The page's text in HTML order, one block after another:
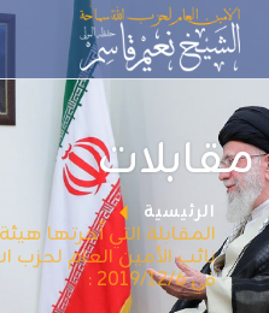
مقابلات
الرئيسية
نائب الأمين العام
في 2019/12/6 :